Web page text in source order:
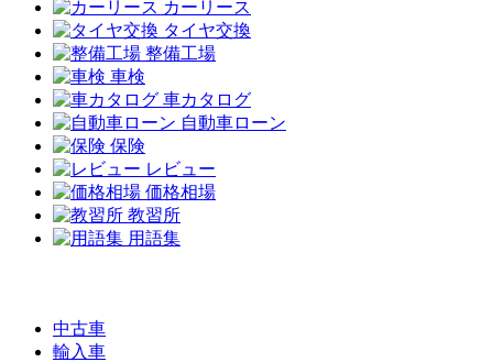
カーリース
タイヤ交換
整備工場
車検
車カタログ
自動車ローン
保険
レビュー
価格相場
教習所
用語集
中古車
輸入車